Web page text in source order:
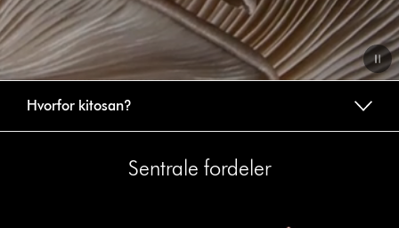
TranscriptHvorfor kitosan?
Sentrale fordeler